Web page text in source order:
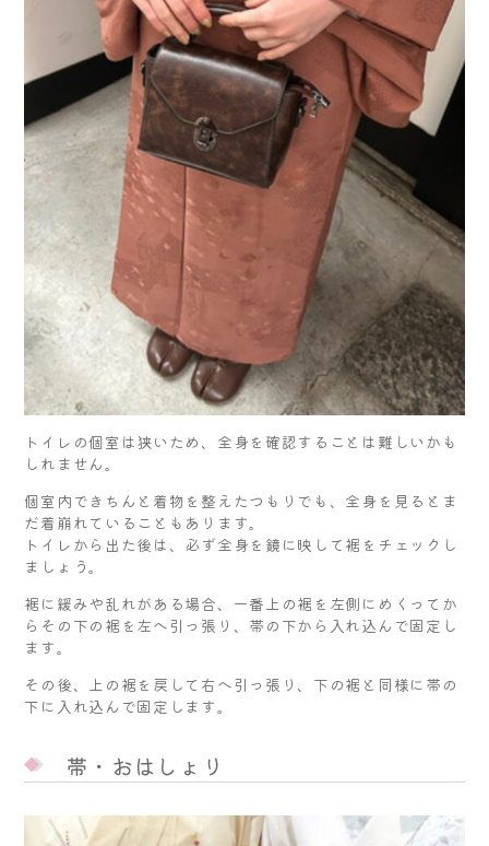
トイレの個室は狭いため、全身を確認することは難しいかも
しれません。
個室内できちんと着物を整えたつもりでも、全身を見るとま
だ着崩れていることもあります。
トイレから出た後は、必ず全身を鏡に映して裾をチェックし
ましょう。
裾に緩みや乱れがある場合、一番上の裾を左側にめくってか
らその下の裾を左へ引っ張り、帯の下から入れ込んで固定し
ます。
その後、上の裾を戻して右へ引っ張り、下の裾と同様に帯の
下に入れ込んで固定します。
帯・おはしょり